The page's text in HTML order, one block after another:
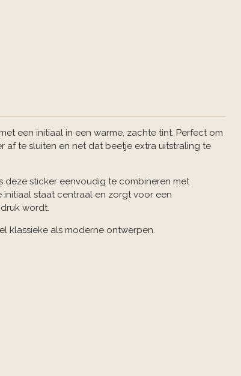
een initiaal in een warme, zachte tint. Perfect om
af te sluiten en net dat beetje extra uitstraling te
deze sticker eenvoudig te combineren met
staat centraal en zorgt voor een
wordt.
klassieke als moderne ontwerpen.